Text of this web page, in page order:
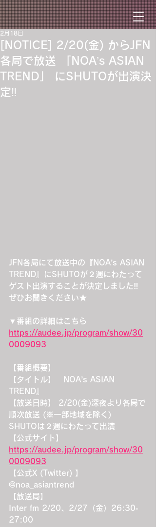
[NOTICE] 2/20(金) からJFN
各局で放送 「NOA’s ASIAN
TREND」 にSHUTOが出演決
定‼︎
2月18日
JFN各局にて放送中の『NOA’s ASIAN
TREND』にSHUTOが２週にわたって
ゲスト出演することが決定しました‼︎
ぜひお聞きください★
▼番組の詳細はこちら
https://audee.jp/program/show/30
0009093
【番組概要】
【タイトル】　NOA’s ASIAN
TREND』
【放送日時】 2/20(金)深夜より各局で
順次放送 (※一部地域を除く)
SHUTOは２週にわたって出演
【公式サイト】
https://audee.jp/program/show/30
0009093
【公式X (Twitter) 】
@noa_asiantrend
【放送局】
Inter fm 2/20、2/27（金）26:30‐
27:00